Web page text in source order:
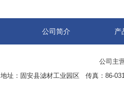
公司简介 产
公司主
地址：固安县滤材工业园区 传真：86-